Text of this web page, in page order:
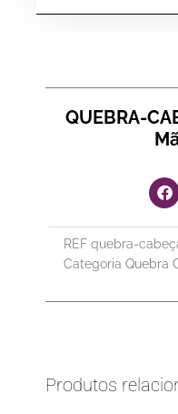
QUEBRA-
F
a
c
e
b
o
REF quebra-
Categoria Quebra
Produtos